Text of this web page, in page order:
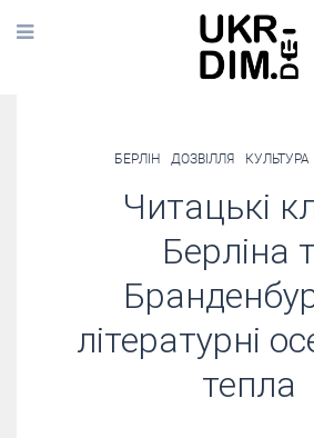
БЕРЛІН ДОЗВІЛЛЯ КУЛЬТУРА
Читацькі
Берліна
літературні
тепла